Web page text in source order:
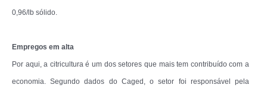
0,96/lb sólido.
Empregos em alta
Por aqui, a citricultura é um dos setores que mais tem contribuído com a
economia. Segundo dados do Caged, o setor foi responsável pela